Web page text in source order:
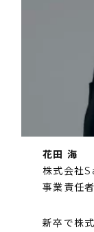
花田 海
株式会
事業責任者
新卒で株